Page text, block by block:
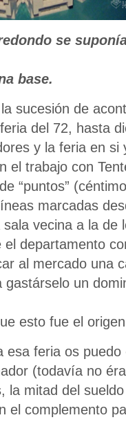
se
base.
sucesión de
del 72, hasta
y la feria en si
el trabajo con
“puntos”
marcadas
vecina a la de
el departamento
al mercado una
gastárselo un
esto fue el
esa feria os
(todavía no
la mitad del
el complemento